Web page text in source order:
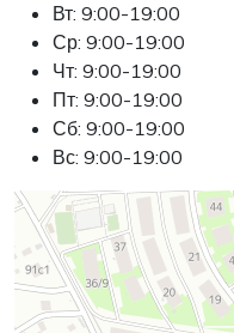
Вт: 9:00-19:00
Ср: 9:00-19:00
Чт: 9:00-19:00
Пт: 9:00-19:00
Сб: 9:00-19:00
Вс: 9:00-19:00